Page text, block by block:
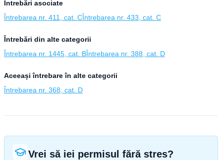
Întrebări asociate
Întrebarea nr. 411, cat. CÎntrebarea nr. 433, cat. C
Întrebări din alte categorii
Întrebarea nr. 1445, cat. BÎntrebarea nr. 388, cat. D
Aceeași întrebare în alte categorii
Întrebarea nr. 368, cat. D
Vrei să iei permisul fără stres?